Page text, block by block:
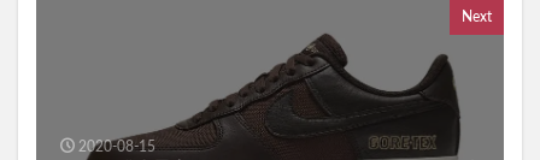
Next
2020-08-15